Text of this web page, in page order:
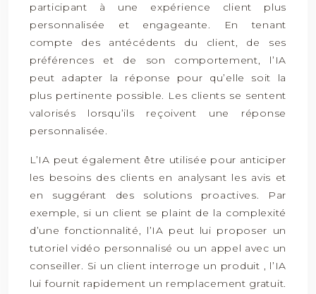
participant à une expérience client plus
personnalisée et engageante. En tenant
compte des antécédents du client, de ses
préférences et de son comportement, l’IA
peut adapter la réponse pour qu’elle soit la
plus pertinente possible. Les clients se sentent
valorisés lorsqu’ils reçoivent une réponse
personnalisée.
L’IA peut également être utilisée pour anticiper
les besoins des clients en analysant les avis et
en suggérant des solutions proactives. Par
exemple, si un client se plaint de la complexité
d’une fonctionnalité, l’IA peut lui proposer un
tutoriel vidéo personnalisé ou un appel avec un
conseiller. Si un client interroge un produit , l’IA
lui fournit rapidement un remplacement gratuit.